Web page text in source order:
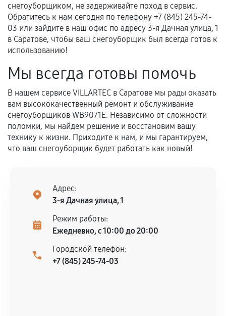
снегоуборщиком, не задерживайте поход в сервис.
Обратитесь к нам сегодня по телефону +7 (845) 245-74-
03 или зайдите в наш офис по адресу 3-я Дачная улица, 1
в Саратове, чтобы ваш снегоуборщик был всегда готов к
использованию!
Мы всегда готовы помочь
В нашем сервисе VILLARTEC в Саратове мы рады оказать
вам высококачественный ремонт и обслуживание
снегоуборщиков WB9071E. Независимо от сложности
поломки, мы найдем решение и восстановим вашу
технику к жизни. Приходите к нам, и мы гарантируем,
что ваш снегоуборщик будет работать как новый!
Адрес:
3-я Дачная улица, 1
Режим работы:
Ежедневно, с 10:00 до 20:00
Городской телефон:
+7 (845) 245-74-03